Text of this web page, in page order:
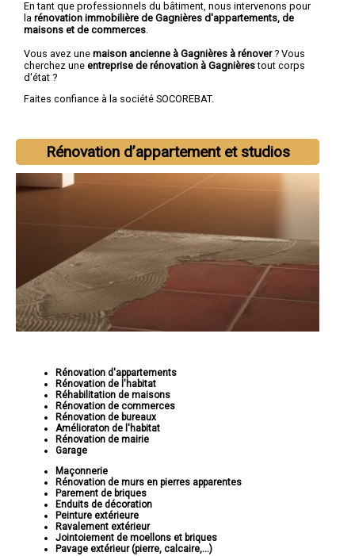
En tant que professionnels du bâtiment, nous intervenons pour
la rénovation immobilière de Gagnières d'appartements, de
maisons et de commerces
Vous avez une maison ancienne à Gagnières à rénover? Vous
cherchez une entreprise de rénovation à Gagnièrestout corps
d'état ?
Faites confiance à la société SOCOREBAT.
Rénovation d’appartement et studios
Rénovation d'appartements
Rénovation de l'habitat
Réhabilitation de maisons
Rénovation de commerces
Rénovation de bureaux
Amélioraton de l'habitat
Rénovation de mairie
Garage
Maçonnerie
Rénovation de murs en pierres apparentes
Parement de briques
Enduits de décoration
Peinture extérieure
Ravalement extérieur
Jointoiement de moellons et briques
Pavage extérieur (pierre, calcaire,...)